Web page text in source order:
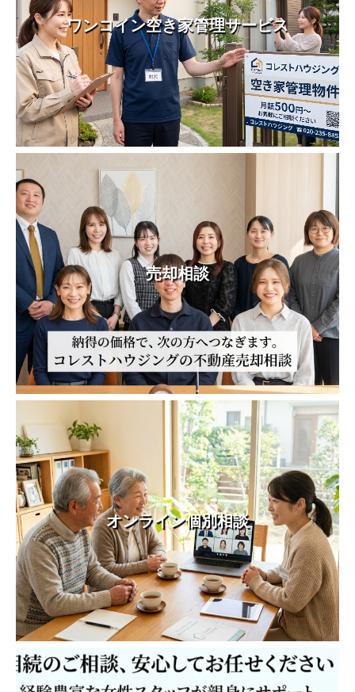
ワンコイン空き家管理サービス
売却相談
オンライン個別相談